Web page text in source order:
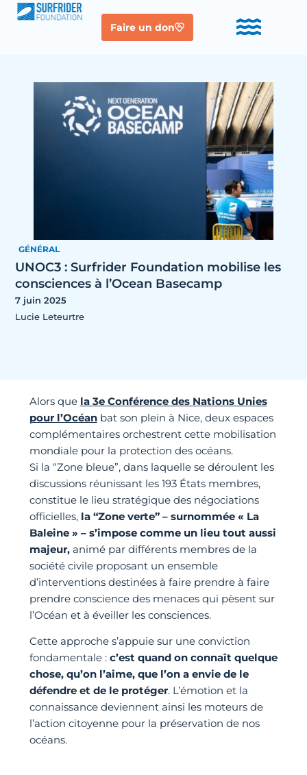
Faire un don
GÉNÉRAL
UNOC3 : Surfrider Foundation mobilise les
consciences à l’Ocean Basecamp
7 juin 2025
Lucie Leteurtre
Alors que la 3e Conférence des Nations Unies
pour l’Océanbat son plein à Nice, deux espaces
complémentaires orchestrent cette mobilisation
mondiale pour la protection des océans.
Si la “Zone bleue”, dans laquelle se déroulent les
discussions réunissant les 193 États membres,
constitue le lieu stratégique des négociations
officielles, la “Zone verte” – surnommée « La
Baleine » – s’impose comme un lieu tout aussi
majeur,animé par différents membres de la
société civile proposant un ensemble
d’interventions destinées à faire prendre à faire
prendre conscience des menaces qui pèsent sur
l’Océan et à éveiller les consciences.
Cette approche s’appuie sur une conviction
fondamentale : c’est quand on connaît quelque
chose, qu’on l’aime, que l’on a envie de le
défendre et de le protéger. L’émotion et la
connaissance deviennent ainsi les moteurs de
l’action citoyenne pour la préservation de nos
océans.